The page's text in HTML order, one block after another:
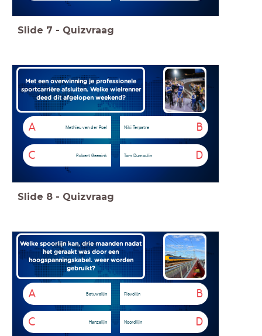
Slide 7 - Quizvraag
Met een overwinning je professionele
sportcarrière afsluiten. Welke wielrenner
deed dit afgelopen weekend?
A Mathieu van der Poel B
Niki Terpstra
C Robert Geesink D
Tom Dumoulin
Slide 8 - Quizvraag
Welke spoorlijn kan, drie maanden nadat
het geraakt was door een
hoogspanningskabel. weer worden
gebruikt?
A Betuwelijn B
Flevolijn
C Hanzelijn D
Noordlijn